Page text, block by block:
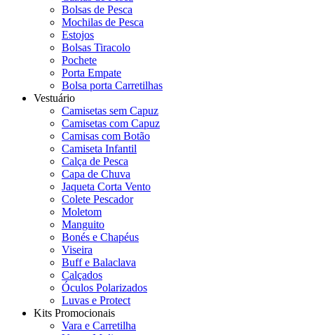
Bolsas de Pesca
Mochilas de Pesca
Estojos
Bolsas Tiracolo
Pochete
Porta Empate
Bolsa porta Carretilhas
Vestuário
Camisetas sem Capuz
Camisetas com Capuz
Camisas com Botão
Camiseta Infantil
Calça de Pesca
Capa de Chuva
Jaqueta Corta Vento
Colete Pescador
Moletom
Manguito
Bonés e Chapéus
Viseira
Buff e Balaclava
Calçados
Óculos Polarizados
Luvas e Protect
Kits Promocionais
Vara e Carretilha